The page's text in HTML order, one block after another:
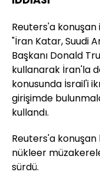
Reuters'a konuşan
"İran Katar, Suudi
Başkanı Donald
kullanarak İran'la
konusunda İsrail'i
girişimde
kullandı.
Reuters'a konuşan
nükleer
sürdü.